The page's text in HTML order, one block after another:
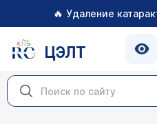
🔥 Удаление
ЦЭЛТ